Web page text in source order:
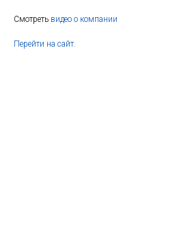
Смотреть видео о компании
Перейти на сайт.